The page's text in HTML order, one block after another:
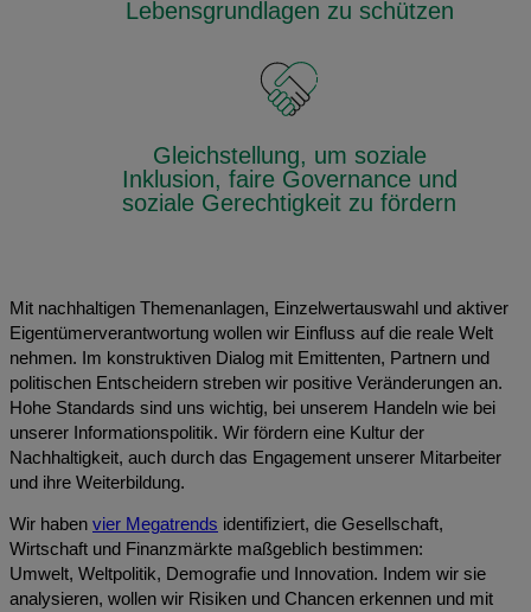
Lebensgrundlagen zu schützen
Gleichstellung, um soziale
Inklusion, faire Governance und
soziale Gerechtigkeit zu fördern
Mit nachhaltigen Themenanlagen, Einzelwertauswahl und aktiver
Eigentümerverantwortung wollen wir Einfluss auf die reale Welt
nehmen. Im konstruktiven Dialog mit Emittenten, Partnern und
politischen Entscheidern streben wir positive Veränderungen an.
Hohe Standards sind uns wichtig, bei unserem Handeln wie bei
unserer Informationspolitik. Wir fördern eine Kultur der
Nachhaltigkeit, auch durch das Engagement unserer Mitarbeiter
und ihre Weiterbildung.
Wir haben vier Megatrends identifiziert, die Gesellschaft,
Wirtschaft und Finanzmärkte maßgeblich bestimmen:
Umwelt, Weltpolitik, Demografie und Innovation. Indem wir sie
analysieren, wollen wir Risiken und Chancen erkennen und mit